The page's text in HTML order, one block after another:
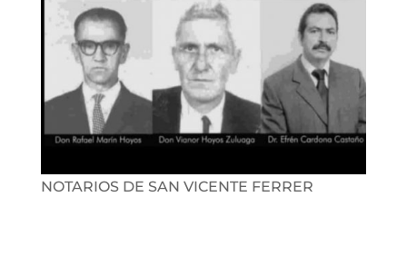
NOTARIOS DE SAN VICENTE FERRER